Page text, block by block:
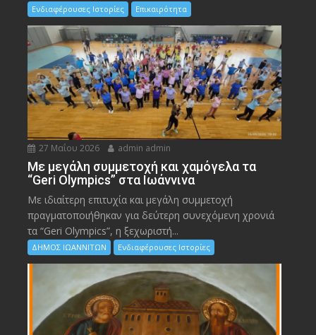
Ενδιαφέρουσες Ιστορίες Επικαιρότητα
27 Μαΐου 2026 admin admin
Με μεγάλη συμμετοχή και χαμόγελα τα
“Geri Olympics” στα Ιωάννινα
Με ιδιαίτερη επιτυχία και μεγάλη συμμετοχή
πραγματοποιήθηκαν για δεύτερη συνεχόμενη χρονιά
τα “Geri Olympics”, η ξεχωριστή...
ΔΗΜΟΣ ΙΩΑΝΝΙΤΩΝ Ενδιαφέρουσες Ιστορίες